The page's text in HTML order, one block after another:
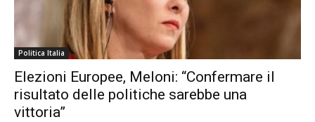
Politica Italia
Elezioni Europee, Meloni: “Confermare il
risultato delle politiche sarebbe una
vittoria”